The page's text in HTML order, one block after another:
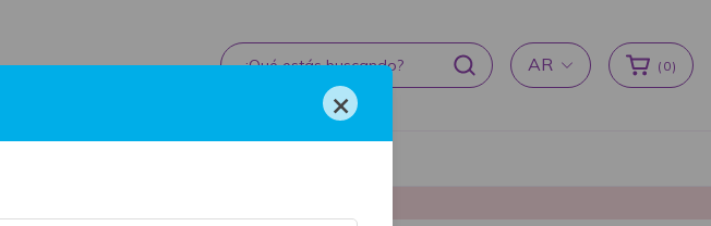
y tienen su tiempo de producción ♥
AR ( 0)
×